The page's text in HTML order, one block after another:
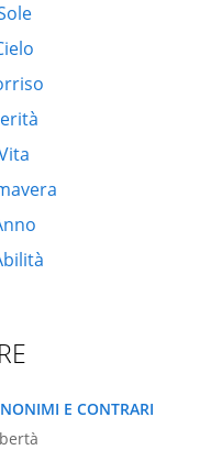
E CONTRARI